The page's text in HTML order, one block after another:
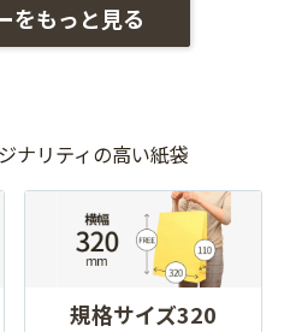
をもっと見る
ナリティの高い紙袋
規格サイズ320